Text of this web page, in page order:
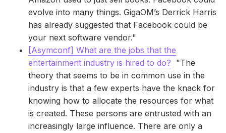
evolve into many things. GigaOM’s Derrick Harris
has already suggested that Facebook could be
your next software vendor."
[Asymconf] What are the jobs that the
entertainment industry is hired to do? "The
theory that seems to be in common use in the
industry is that a few experts have the knack for
knowing how to allocate the resources for what
is created. These persons are entrusted with an
increasingly large influence. There are only a